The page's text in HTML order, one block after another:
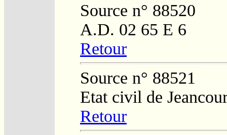
Source n° 88520
A.D. 02 65 E 6
Retour
Source n° 88521
Etat civil de
Retour